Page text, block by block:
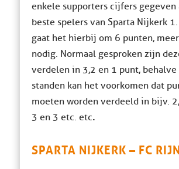
enkele supporters cijfers gegeven
beste spelers van Sparta Nijkerk
gaat het hierbij om 6 punten,
nodig. Normaal gesproken zijn
verdelen in 3,2 en 1 punt,
standen kan het voorkomen dat
moeten worden verdeeld in bijv.
3 en 3 etc. etc.
SPARTA NIJKERK – FC